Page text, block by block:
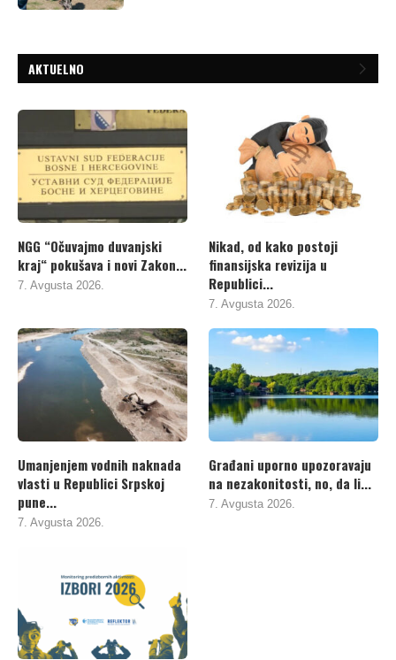
AKTUELNO
NGG “Očuvajmo duvanjski
kraj“ pokušava i novi Zakon...
7. Avgusta 2026.
Nikad, od kako postoji
finansijska revizija u
Republici...
7. Avgusta 2026.
Umanjenjem vodnih naknada
vlasti u Republici Srpskoj
pune...
7. Avgusta 2026.
Građani uporno upozoravaju
na nezakonitosti, no, da li...
7. Avgusta 2026.